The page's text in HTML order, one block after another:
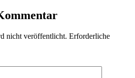
nicht veröffentlicht. Erforderliche